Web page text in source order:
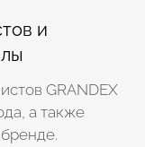
и
GRANDEX
а также